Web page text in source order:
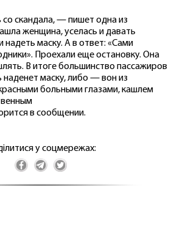
скандала, — пишет одна из
женщина, уселась и давать
надеть маску. А в ответ: «Сами
Проехали еще остановку. Она
В итоге большинство пассажиров
наденет маску, либо — вон из
больными глазами, кашлем
в сообщении.
у соцмережах: